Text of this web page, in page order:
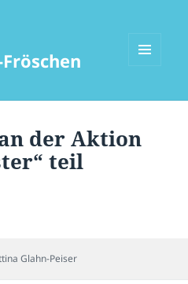
WIDGETS
der Aktion
teil
Glahn-Peiser